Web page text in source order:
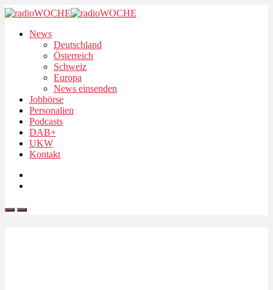
News
Deutschland
Österreich
Schweiz
Europa
News einsenden
Jobbörse
Personalien
Podcasts
DAB+
UKW
Kontakt